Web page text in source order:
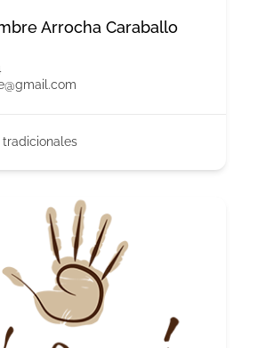
Arrocha Caraballo
tradicionales